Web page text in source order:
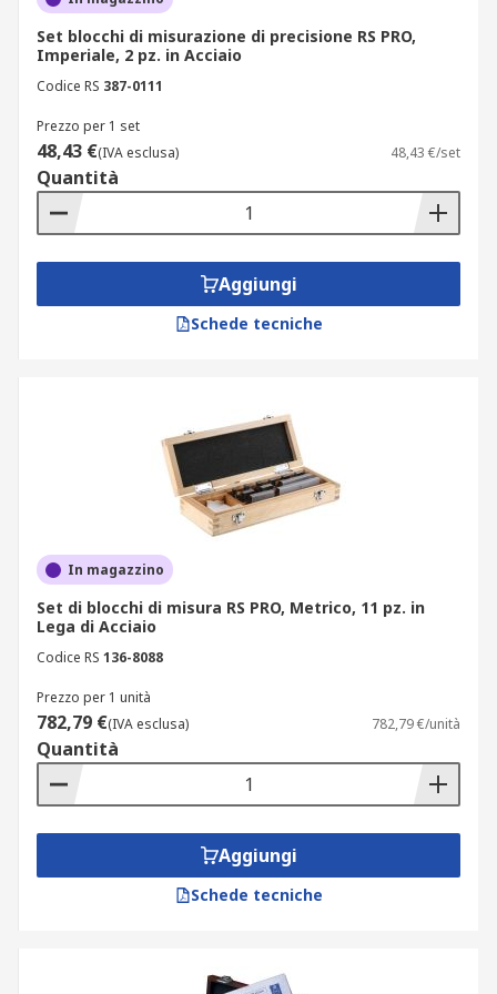
nonché per l'allineamento preciso di
componenti durante l'assemblaggio.
Aggiungendo i pianparalleli a un set di
blocchetti di riscontro, si amplia
ulteriormente la versatilità e le possibilità
di misurazione offerte da questi strumenti
di precisione.
Set blocchi di misurazione di precisione RS PRO,
Imperiale, 2 pz. in Acciaio
Codice RS 387-0111
Prezzo per 1 set
48,43 €(IVA esclusa) 48,43 €/set
Quantità
Aggiungi
Schede tecniche
In magazzino
Set di blocchi di misura RS PRO, Metrico, 11 pz. in
Lega di Acciaio
Codice RS 136-8088
Prezzo per 1 unità
782,79 €(IVA esclusa) 782,79 €/unità
Quantità
Aggiungi
Schede tecniche